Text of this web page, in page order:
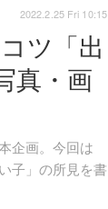
ツ「出
真・画
企画。今回は
子」の所見を書
2022.2.25 Fri 10:15